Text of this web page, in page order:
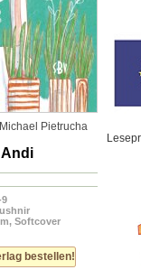
Michael Pietrucha
Andi
9
Softcover
bestellen!